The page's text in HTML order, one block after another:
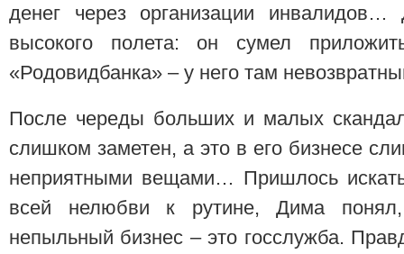
денег через организации
высокого полета: он сумел
«Родовидбанка» – у него там
После череды больших и малых
слишком заметен, а это в его бизнесе
неприятными вещами… Пришлось
всей нелюбви к рутине, Дима
непыльный бизнес – это госслужба.